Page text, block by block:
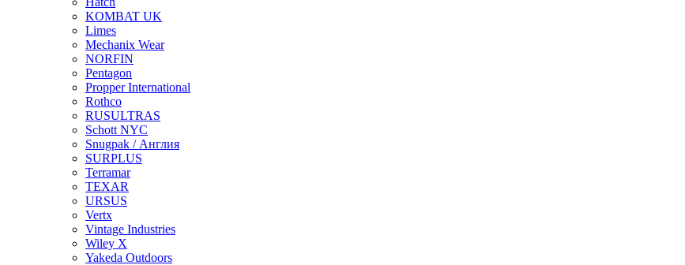
KOMBAT UK
Limes
Mechanix Wear
NORFIN
Pentagon
Propper International
Rothco
RUSULTRAS
Schott NYC
Snugpak / Англия
SURPLUS
Terramar
TEXAR
URSUS
Vertx
Vintage Industries
Wiley X
Yakeda Outdoors